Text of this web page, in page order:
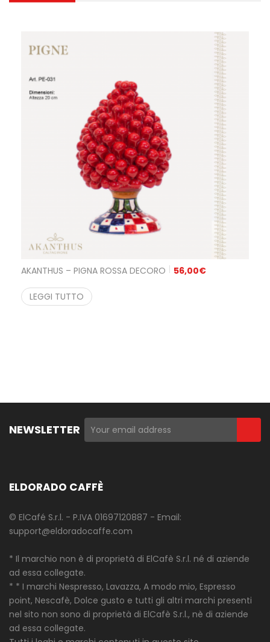
AKANTHUS – PIGNA ROSSA DECORO 56,00€
LEGGI TUTTO
NEWSLETTER
ELDORADO CAFFÈ
© ElCafé S.r.l. - P.IVA 01697120887 - Email:
support@eldoradocaffe.com
* Il marchio non è di proprietà di ElCafè S.r.l. né di aziende
ad essa collegate.
* * I marchi Nespresso, Lavazza, A modo mio, Espresso
point, Nescafè, Dolce gusto e tutti gli altri marchi presenti
nel sito non sono di proprietà di ElCafè S.r.l., nè di aziende
ad essa collegate.